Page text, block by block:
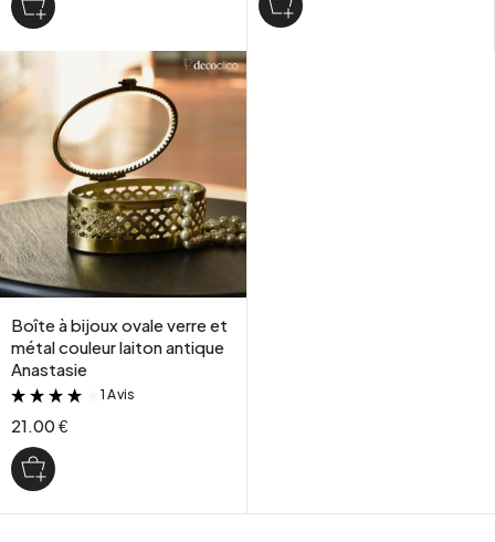
Boîte à bijoux ovale verre et
métal couleur laiton antique
Anastasie
&
1 Avis
21.00 €